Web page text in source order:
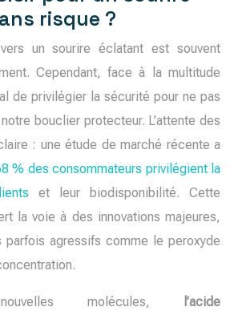
risque ?
un sourire éclatant est souvent
Cependant, face à la multitude
de privilégier la sécurité pour ne pas
bouclier protecteur. L’attente des
: une étude de marché récente a
% des consommateurs privilégient la
et leur biodisponibilité. Cette
la voie à des innovations majeures,
parfois agressifs comme le peroxyde
molécules,
l’acide